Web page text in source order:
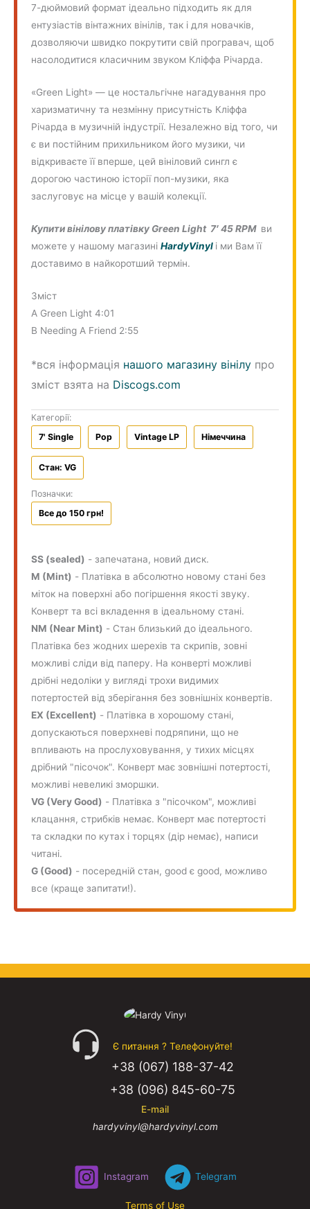
7-дюймовий формат ідеально підходить як для
ентузіастів вінтажних вінілів, так і для новачків,
дозволяючи швидко покрутити свій програвач, щоб
насолодитися класичним звуком Кліффа Річарда.
«Green Light» — це ностальгічне нагадування про
харизматичну та незмінну присутність Кліффа
Річарда в музичній індустрії. Незалежно від того, чи
є ви постійним прихильником його музики, чи
відкриваєте її вперше, цей вініловий сингл є
дорогою частиною історії поп-музики, яка
заслуговує на місце у вашій колекції.
Купити вінілову платівку Green Light 7′ 45 RPM ви
можете у нашому магазиніHardyVinyl і ми Вам її
доставимо в найкоротший термін.
Зміст
A Green Light 4:01
B Needing A Friend 2:55
*вся інформація нашого магазину вінілу про
зміст взята на Discogs.com
Категорії:
7' Single
Pop Vintage LP Німеччина
Стан: VG
Позначки:
Все до 150 грн!
SS (sealed) - запечатана, новий диск.
M (Mint) - Платівка в абсолютно новому стані без
міток на поверхні або погіршення якості звуку.
Конверт та всі вкладення в ідеальному стані.
NM (Near Mint) - Стан близький до ідеального.
Платівка без жодних шерехів та скрипів, зовні
можливі сліди від паперу. На конверті можливі
дрібні недоліки у вигляді трохи видимих
потертостей від зберігання без зовнішніх конвертів.
EX (Excellent) - Платівка в хорошому стані,
допускаються поверхневі подряпини, що не
впливають на прослуховування, у тихих місцях
дрібний "пісочок". Конверт має зовнішні потертості,
можливі невеликі зморшки.
VG (Very Good) - Платівка з "пісочком", можливі
клацання, стрибків немає. Конверт має потертості
та складки по кутах і торцях (дір немає), написи
читані.
G (Good) - посередній стан, good є good, можливо
все (краще запитати!).
Є питання ? Телефонуйте!
+38 (067) 188-37-42
+38 (096) 845-60-75
E-mail
hardyvinyl@hardyvinyl.com
Instagram Telegram
Terms of Use